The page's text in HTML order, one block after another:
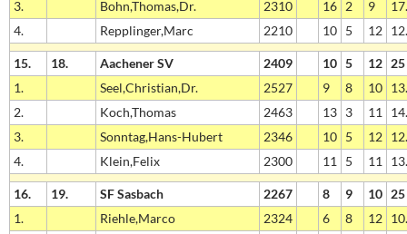
3.
Bohn,Thomas,Dr. 2310 16 2 9
4.
Repplinger,Marc 2210 10 5 12
15. 18. Aachener SV 2409 10 5 12
1.
Seel,Christian,Dr. 2527 9 8 10
2.
Koch,Thomas 2463 13 3 11
3.
Sonntag,Hans-Hubert 2346 10 5 12
4.
Klein,Felix 2300 11 5 11
16. 19. SF Sasbach 2267 8 9 10
1.
Riehle,Marco 2324 6 8 12